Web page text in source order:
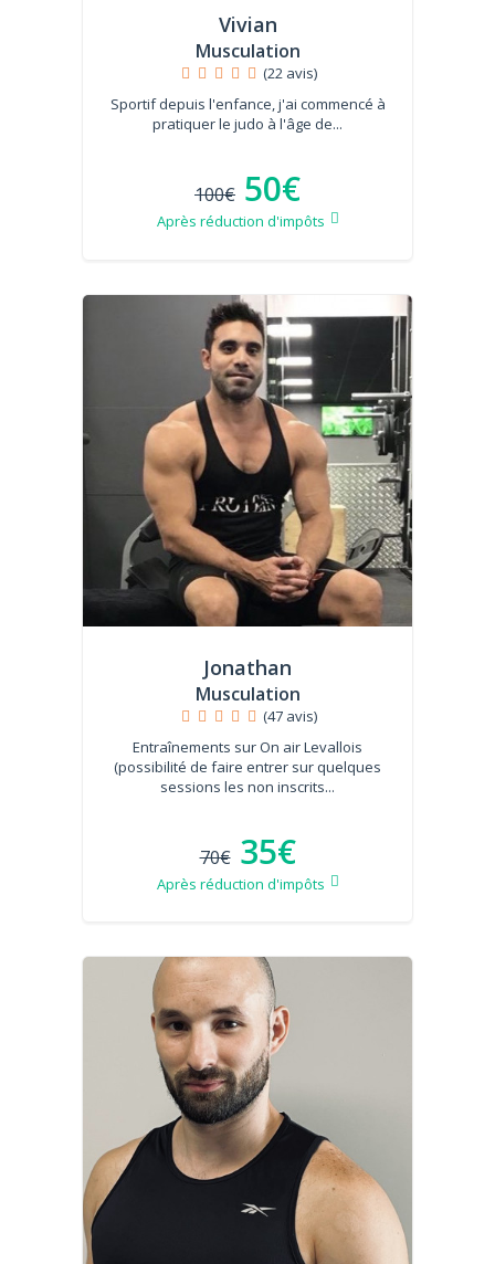
Vivian
Musculation
(22 avis)
Sportif depuis l'enfance, j'ai commencé à
pratiquer le judo à l'âge de...
100€ 50€
Après réduction d'impôts
Jonathan
Musculation
(47 avis)
Entraînements sur On air Levallois
(possibilité de faire entrer sur quelques
sessions les non inscrits...
70€ 35€
Après réduction d'impôts